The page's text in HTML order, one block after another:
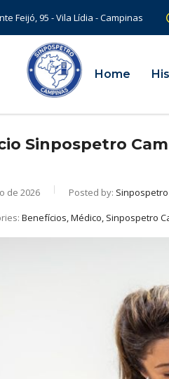
Feijó, 95 - Vila Lídia - Campinas
Home
Sinpospetro
de 2026 Posted by:
Benefícios, Médico, Sinpospetro